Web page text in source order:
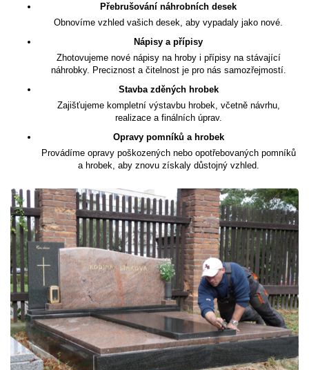
Přebrušování náhrobních desek
Obnovíme vzhled vašich desek, aby vypadaly jako nové.
Nápisy a přípisy
Zhotovujeme nové nápisy na hroby i přípisy na stávající
náhrobky. Preciznost a čitelnost je pro nás samozřejmostí.
Stavba zděných hrobek
Zajišťujeme kompletní výstavbu hrobek, včetně návrhu,
realizace a finálních úprav.
Opravy pomníků a hrobek
Provádíme opravy poškozených nebo opotřebovaných pomníků
a hrobek, aby znovu získaly důstojný vzhled.